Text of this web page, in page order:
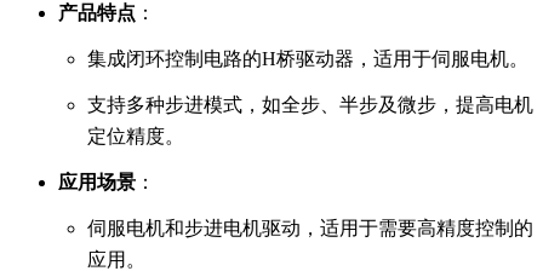
产品特点 ：
集成闭环控制电路的H桥驱动器，适用于伺服电机。
支持多种步进模式，如全步、半步及微步，提高电机
定位精度。
应用场景 ：
伺服电机和步进电机驱动，适用于需要高精度控制的
应用。